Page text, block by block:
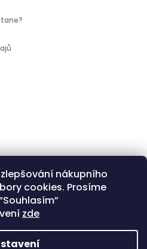
nákupního
cookies. Prosíme
zde
Co je sublimační technologie?